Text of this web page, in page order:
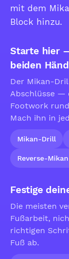
mit dem
Block hinzu.
Starte hier
beiden
Der Mikan-
Abschlüsse —
Footwork
Mach ihn in
Mikan-Drill
Reverse-
Festige
Die meisten
Fußarbeit,
richtigen
Fuß ab.